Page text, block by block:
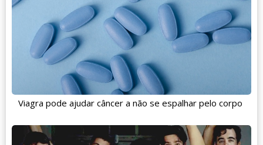
Viagra pode ajudar câncer a não se espalhar pelo corpo